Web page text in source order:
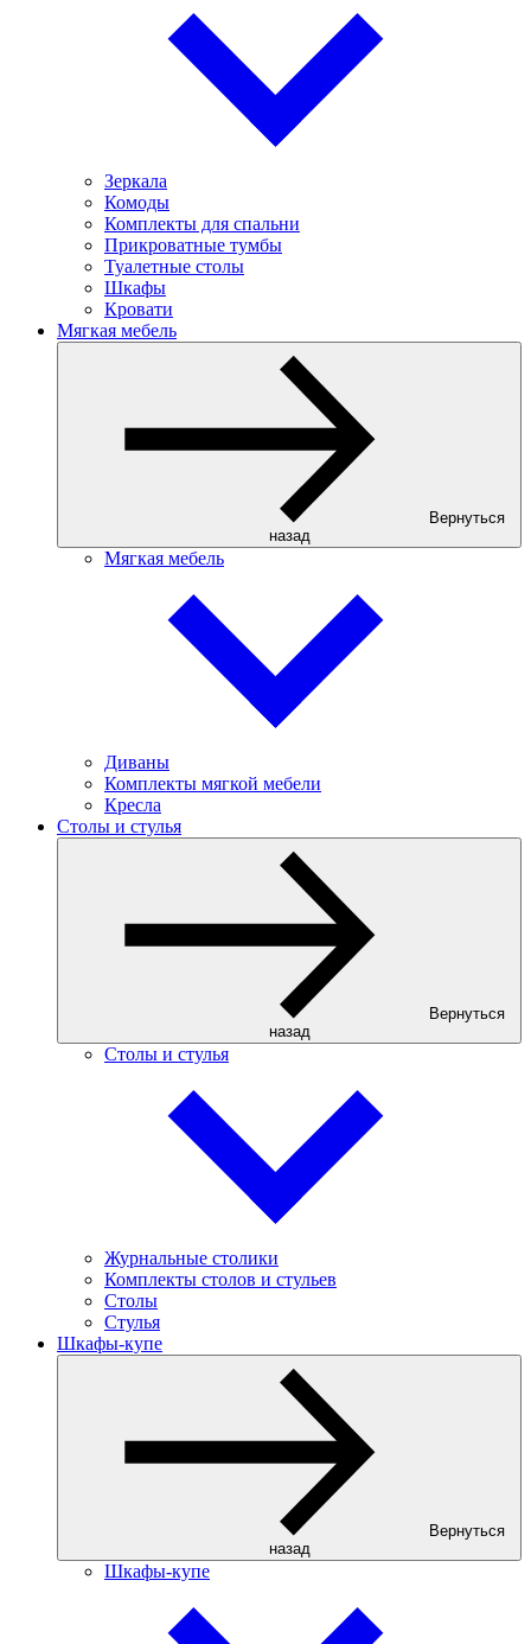
Зеркала
Комоды
Комплекты для спальни
Прикроватные тумбы
Туалетные столы
Шкафы
Кровати
Мягкая мебель
Вернуться
назад
Мягкая мебель
Диваны
Комплекты мягкой мебели
Кресла
Столы и стулья
Вернуться
назад
Столы и стулья
Журнальные столики
Комплекты столов и стульев
Столы
Стулья
Шкафы-купе
Вернуться
назад
Шкафы-купе